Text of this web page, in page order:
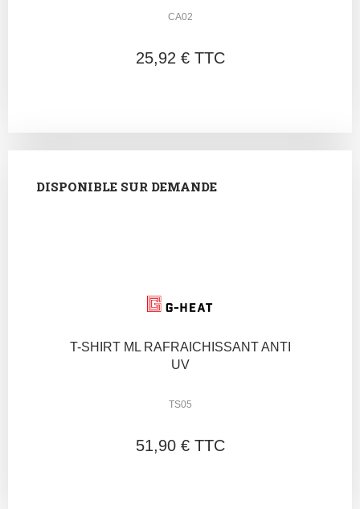
CA02
25,92 € TTC
DISPONIBLE SUR DEMANDE
T-SHIRT ML RAFRAICHISSANT ANTI
UV
TS05
51,90 € TTC